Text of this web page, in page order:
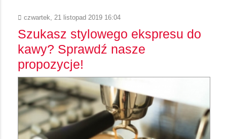
czwartek, 21 listopad 2019 16:04
Szukasz stylowego ekspresu do
kawy? Sprawdź nasze
propozycje!